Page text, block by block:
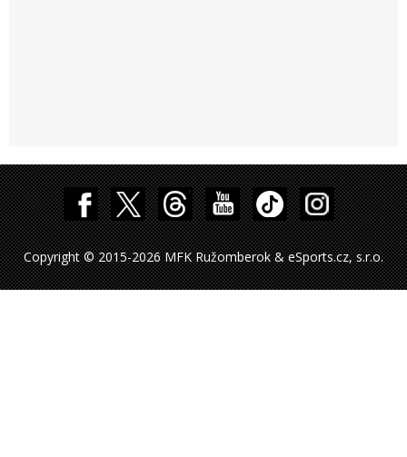
Copyright © 2015-2026 MFK Ružomberok & eSports.cz, s.r.o.